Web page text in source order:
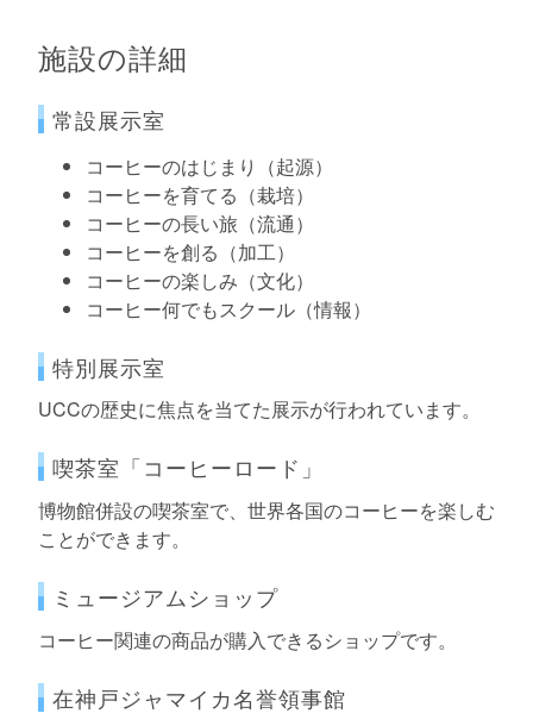
施設の詳細
常設展示室
コーヒーのはじまり（起源）
コーヒーを育てる（栽培）
コーヒーの長い旅（流通）
コーヒーを創る（加工）
コーヒーの楽しみ（文化）
コーヒー何でもスクール（情報）
特別展示室
UCCの歴史に焦点を当てた展示が行われています。
喫茶室「コーヒーロード」
博物館併設の喫茶室で、世界各国のコーヒーを楽しむ
ことができます。
ミュージアムショップ
コーヒー関連の商品が購入できるショップです。
在神戸ジャマイカ名誉領事館